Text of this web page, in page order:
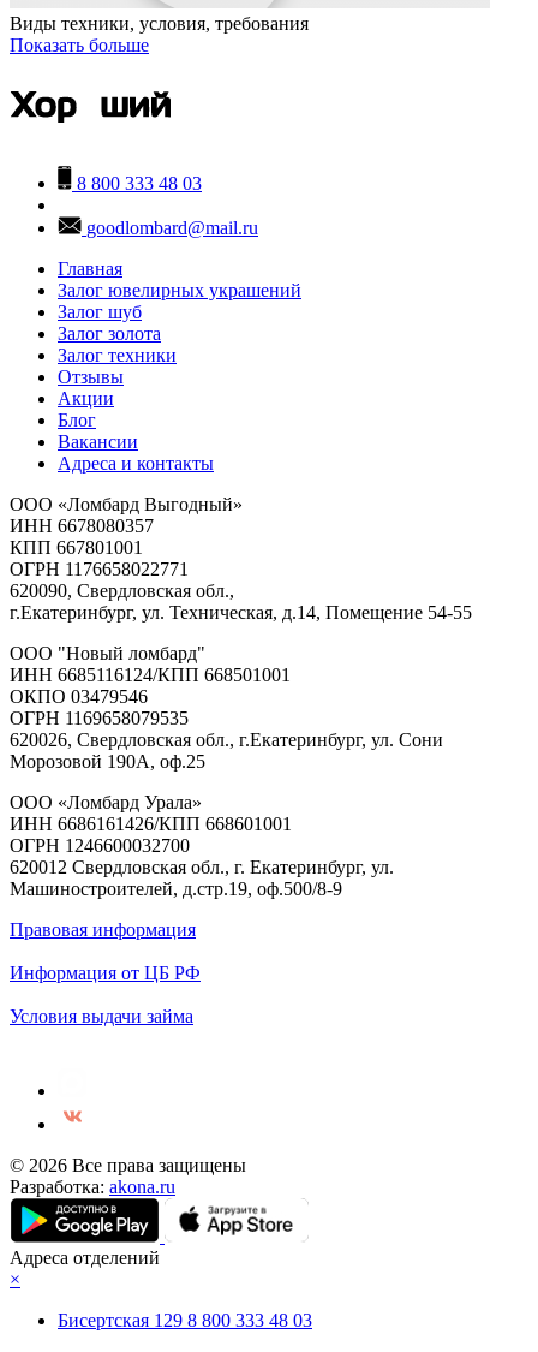
Виды техники, условия, требования
Показать больше
8 800 333 48 03
goodlombard@mail.ru
Главная
Залог ювелирных украшений
Залог шуб
Залог золота
Залог техники
Отзывы
Акции
Блог
Вакансии
Адреса и контакты
ООО «Ломбард Выгодный»
ИНН 6678080357
КПП 667801001
ОГРН 1176658022771
620090, Свердловская обл.,
г.Екатеринбург, ул. Техническая, д.14, Помещение 54-55
ООО "Новый ломбард"
ИНН 6685116124/КПП 668501001
ОКПО 03479546
ОГРН 1169658079535
620026, Свердловская обл., г.Екатеринбург, ул. Сони
Морозовой 190А, оф.25
ООО «Ломбард Урала»
ИНН 6686161426/КПП 668601001
ОГРН 1246600032700
620012 Свердловская обл., г. Екатеринбург, ул.
Машиностроителей, д.стр.19, оф.500/8-9
Правовая информация
Информация от ЦБ РФ
Условия выдачи займа
© 2026 Все права защищены
Разработка: akona.ru
Адреса отделений
×
Бисертская 129 8 800 333 48 03